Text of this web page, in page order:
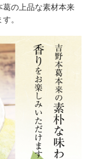
の上品な素材本来
。